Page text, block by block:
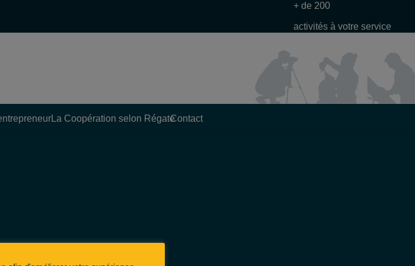
+ de 200
activités à votre service
La Coopération selon RégateContact